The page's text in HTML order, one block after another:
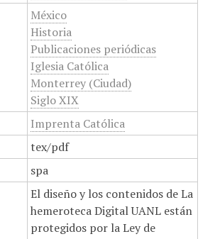
México
Historia
Publicaciones periódicas
Iglesia Católica
Monterrey (Ciudad)
Siglo XIX
Imprenta Católica
tex/pdf
spa
El diseño y los contenidos de La
hemeroteca Digital UANL están
protegidos por la Ley de